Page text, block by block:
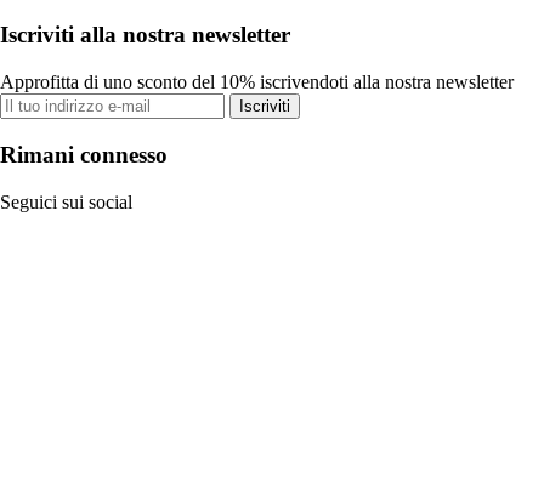
Iscriviti alla nostra newsletter
Approfitta di uno sconto del 10% iscrivendoti alla nostra newsletter
Iscriviti
Rimani connesso
Seguici sui social